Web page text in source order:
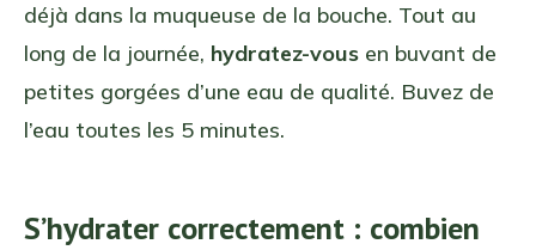
déjà dans la muqueuse de la bouche. Tout au
long de la journée, hydratez-vous en buvant de
petites gorgées d’une eau de qualité. Buvez de
l’eau toutes les 5 minutes.
S’hydrater correctement : combien